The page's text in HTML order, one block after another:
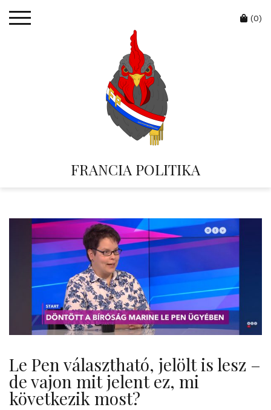
FRANCIA POLITIKA
Cart
(0)
Le Pen választható, jelölt is lesz –
de vajon mit jelent ez, mi
következik most?